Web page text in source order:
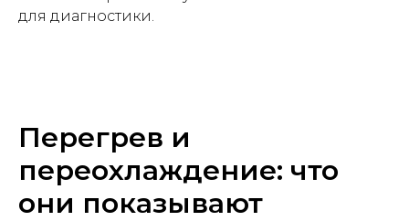
для диагностики.
Перегрев и
переохлаждение: что
они показывают